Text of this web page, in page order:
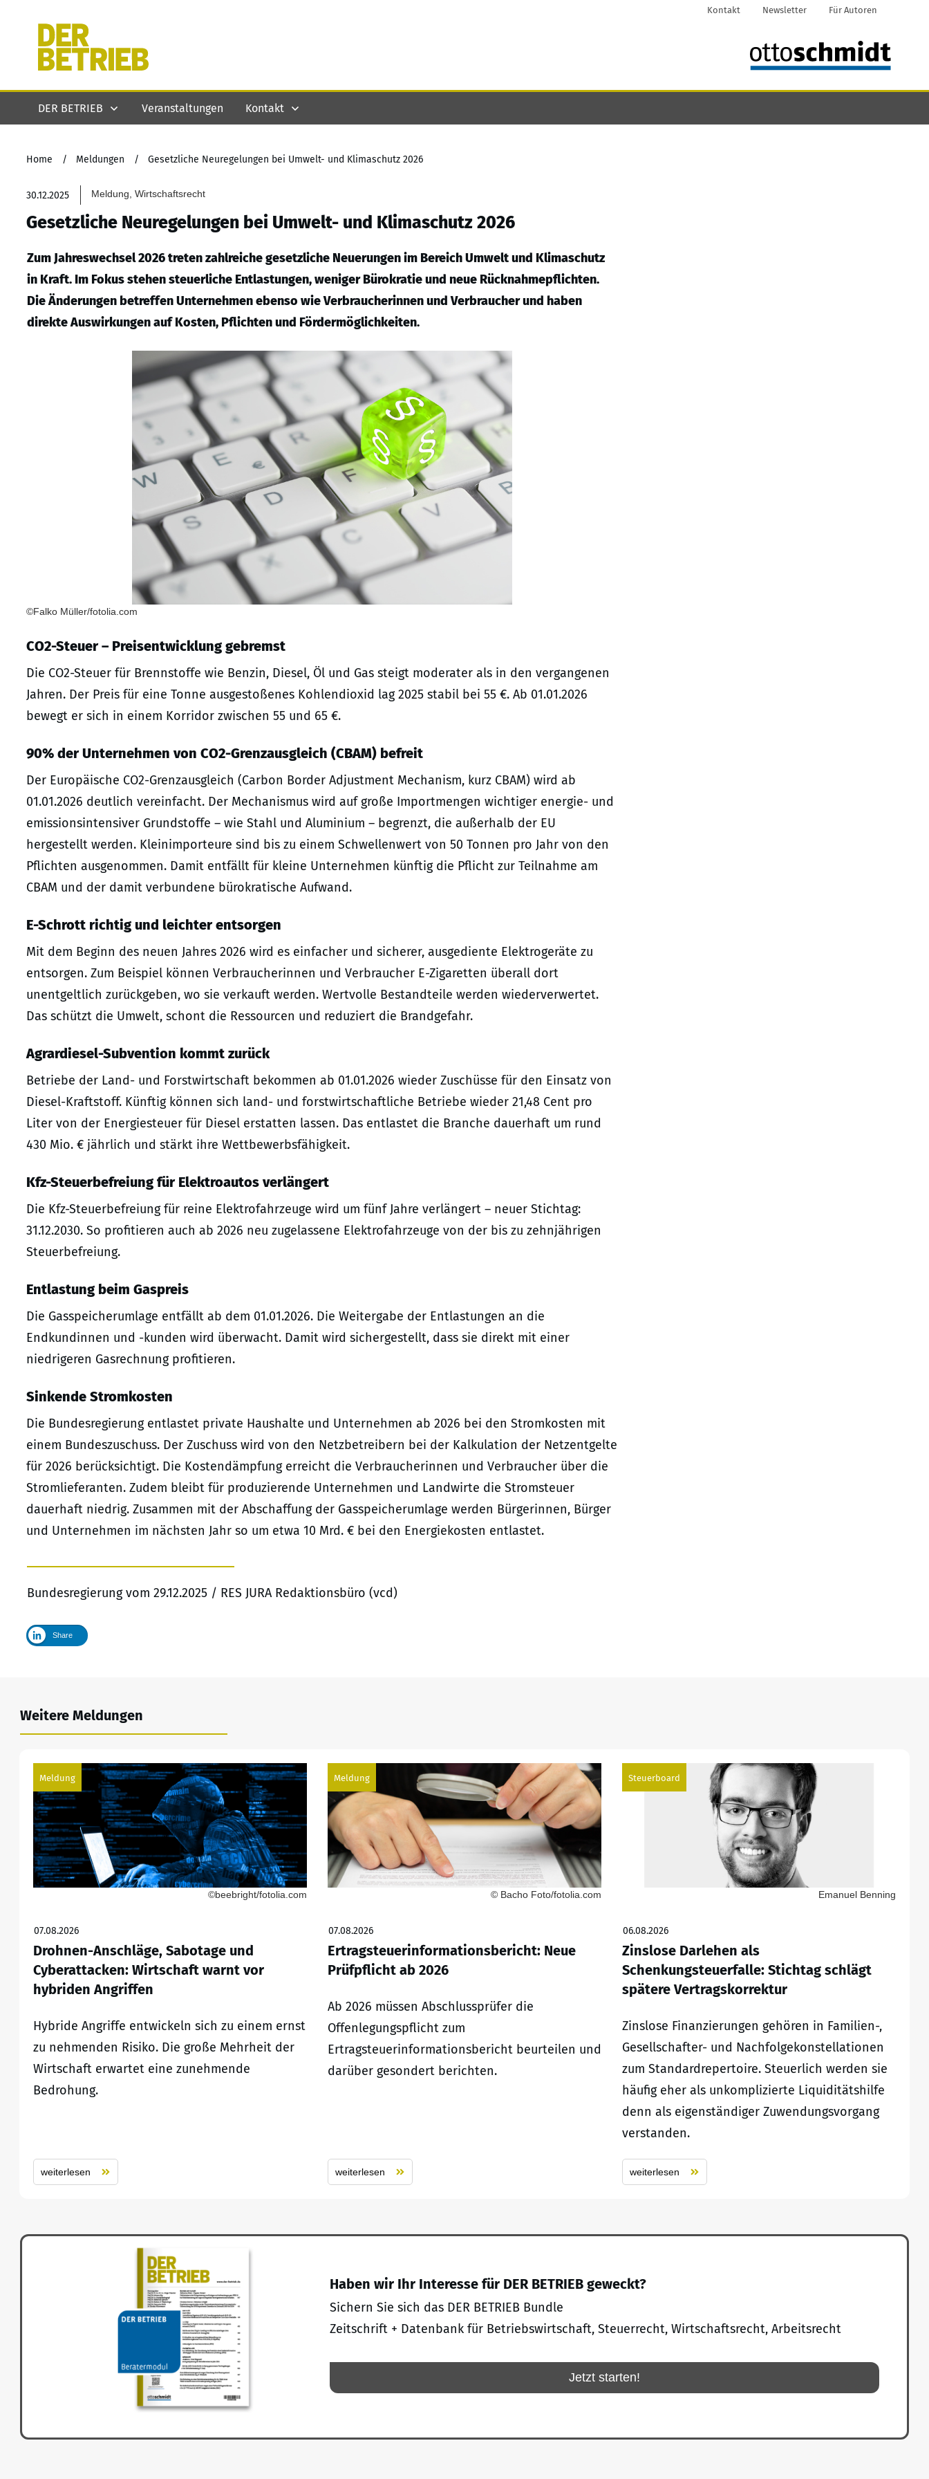
Kontakt Newsletter Für Autoren
DER BETRIEB Veranstaltungen Kontakt
Home / Meldungen / Gesetzliche Neuregelungen bei Umwelt- und Klimaschutz 2026
30.12.2025 Meldung, Wirtschaftsrecht
Gesetzliche Neuregelungen bei Umwelt- und Klimaschutz 2026
Zum Jahreswechsel 2026 treten zahlreiche gesetzliche Neuerungen im Bereich Umwelt und Klimaschutz
in Kraft. Im Fokus stehen steuerliche Entlastungen, weniger Bürokratie und neue Rücknahmepflichten.
Die Änderungen betreffen Unternehmen ebenso wie Verbraucherinnen und Verbraucher und haben
direkte Auswirkungen auf Kosten, Pflichten und Fördermöglichkeiten.
©Falko Müller/fotolia.com
CO2-Steuer – Preisentwicklung gebremst
Die CO2-Steuer für Brennstoffe wie Benzin, Diesel, Öl und Gas steigt moderater als in den vergangenen
Jahren. Der Preis für eine Tonne ausgestoßenes Kohlendioxid lag 2025 stabil bei 55 €. Ab 01.01.2026
bewegt er sich in einem Korridor zwischen 55 und 65 €.
90% der Unternehmen von CO2-Grenzausgleich (CBAM) befreit
Der Europäische CO2-Grenzausgleich (Carbon Border Adjustment Mechanism, kurz CBAM) wird ab
01.01.2026 deutlich vereinfacht. Der Mechanismus wird auf große Importmengen wichtiger energie- und
emissionsintensiver Grundstoffe – wie Stahl und Aluminium – begrenzt, die außerhalb der EU
hergestellt werden. Kleinimporteure sind bis zu einem Schwellenwert von 50 Tonnen pro Jahr von den
Pflichten ausgenommen. Damit entfällt für kleine Unternehmen künftig die Pflicht zur Teilnahme am
CBAM und der damit verbundene bürokratische Aufwand.
E-Schrott richtig und leichter entsorgen
Mit dem Beginn des neuen Jahres 2026 wird es einfacher und sicherer, ausgediente Elektrogeräte zu
entsorgen. Zum Beispiel können Verbraucherinnen und Verbraucher E-Zigaretten überall dort
unentgeltlich zurückgeben, wo sie verkauft werden. Wertvolle Bestandteile werden wiederverwertet.
Das schützt die Umwelt, schont die Ressourcen und reduziert die Brandgefahr.
Agrardiesel-Subvention kommt zurück
Betriebe der Land- und Forstwirtschaft bekommen ab 01.01.2026 wieder Zuschüsse für den Einsatz von
Diesel-Kraftstoff. Künftig können sich land- und forstwirtschaftliche Betriebe wieder 21,48 Cent pro
Liter von der Energiesteuer für Diesel erstatten lassen. Das entlastet die Branche dauerhaft um rund
430 Mio. € jährlich und stärkt ihre Wettbewerbsfähigkeit.
Kfz-Steuerbefreiung für Elektroautos verlängert
Die Kfz-Steuerbefreiung für reine Elektrofahrzeuge wird um fünf Jahre verlängert – neuer Stichtag:
31.12.2030. So profitieren auch ab 2026 neu zugelassene Elektrofahrzeuge von der bis zu zehnjährigen
Steuerbefreiung.
Entlastung beim Gaspreis
Die Gasspeicherumlage entfällt ab dem 01.01.2026. Die Weitergabe der Entlastungen an die
Endkundinnen und -kunden wird überwacht. Damit wird sichergestellt, dass sie direkt mit einer
niedrigeren Gasrechnung profitieren.
Sinkende Stromkosten
Die Bundesregierung entlastet private Haushalte und Unternehmen ab 2026 bei den Stromkosten mit
einem Bundeszuschuss. Der Zuschuss wird von den Netzbetreibern bei der Kalkulation der Netzentgelte
für 2026 berücksichtigt. Die Kostendämpfung erreicht die Verbraucherinnen und Verbraucher über die
Stromlieferanten. Zudem bleibt für produzierende Unternehmen und Landwirte die Stromsteuer
dauerhaft niedrig. Zusammen mit der Abschaffung der Gasspeicherumlage werden Bürgerinnen, Bürger
und Unternehmen im nächsten Jahr so um etwa 10 Mrd. € bei den Energiekosten entlastet.
Bundesregierung vom 29.12.2025 / RES JURA Redaktionsbüro (vcd)
Share
Weitere Meldungen
Meldung
©beebright/fotolia.com
07.08.2026
Drohnen-Anschläge, Sabotage und
Cyberattacken: Wirtschaft warnt vor
hybriden Angriffen
Hybride Angriffe entwickeln sich zu einem ernst
zu nehmenden Risiko. Die große Mehrheit der
Wirtschaft erwartet eine zunehmende
Bedrohung.
weiterlesen
Meldung
© Bacho Foto/fotolia.com
07.08.2026
Ertragsteuerinformationsbericht: Neue
Prüfpflicht ab 2026
Ab 2026 müssen Abschlussprüfer die
Offenlegungspflicht zum
Ertragsteuerinformationsbericht beurteilen und
darüber gesondert berichten.
weiterlesen
Steuerboard
Emanuel Benning
06.08.2026
Zinslose Darlehen als
Schenkungsteuerfalle: Stichtag schlägt
spätere Vertragskorrektur
Zinslose Finanzierungen gehören in Familien-,
Gesellschafter- und Nachfolgekonstellationen
zum Standardrepertoire. Steuerlich werden sie
häufig eher als unkomplizierte Liquiditätshilfe
denn als eigenständiger Zuwendungsvorgang
verstanden.
weiterlesen
Haben wir Ihr Interesse für DER BETRIEB geweckt?
Sichern Sie sich das DER BETRIEB Bundle
Zeitschrift + Datenbank für Betriebswirtschaft, Steuerrecht, Wirtschaftsrecht, Arbeitsrecht
Jetzt starten!